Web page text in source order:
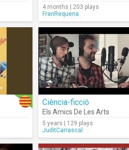
4 months | 203 plays
FranRequena
Ciència-ficció
Els Amics De Les Arts
5 years | 129 plays
JuditCarrascal